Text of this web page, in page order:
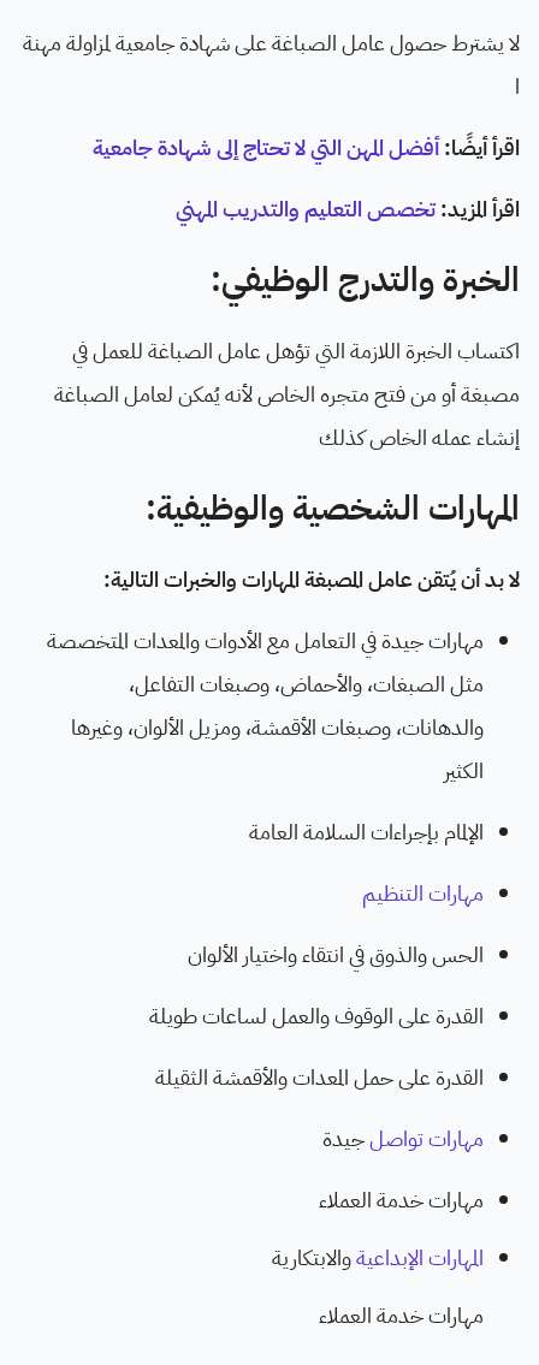
لا يشترط حصول عامل الصباغة على شهادة جامعية لمزاولة مهنة
ا
اقرأ أيضًا:أفضل المهن التي لا تحتاج إلى شهادة جامعية
اقرأ المزيد:تخصص التعليم والتدريب المهني
الخبرة والتدرج الوظيفي:
اكتساب الخبرة اللازمة التي تؤهل عامل الصباغة للعمل في
مصبغة أو من فتح متجره الخاص لأنه يُمكن لعامل الصباغة
إنشاء عمله الخاص كذلك
المهارات الشخصية والوظيفية:
لا بد أن يُتقن عامل المصبغة المهارات والخبرات التالية:
مهارات جيدة في التعامل مع الأدوات والمعدات المتخصصة
مثل الصبغات، والأحماض، وصبغات التفاعل،
والدهانات، وصبغات الأقمشة، ومزيل الألوان، وغيرها
الكثير
الإلمام بإجراءات السلامة العامة
مهارات التنظيم
الحس والذوق في انتقاء واختيار الألوان
القدرة على الوقوف والعمل لساعات طويلة
القدرة على حمل المعدات والأقمشة الثقيلة
مهارات تواصلجيدة
مهارات خدمة العملاء
المهارات الإبداعيةوالابتكارية
مهارات خدمة العملاء